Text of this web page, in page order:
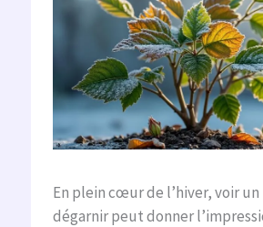
En plein cœur de l’hiver, voir un
dégarnir peut donner